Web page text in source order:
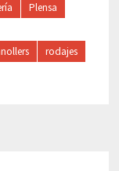
Plensa
rodajes